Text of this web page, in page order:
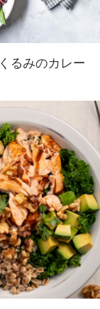
スパイシーなタイ
ースで煮込み、く
味豊かに仕上げた
クチー、さらにく
で、風味と彩りが
るみのカレー